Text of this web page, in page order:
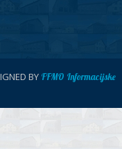
BY FFMO Informacijske